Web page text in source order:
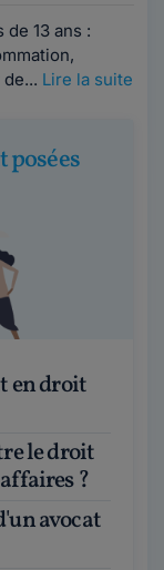
13 ans :
Lire la suite
?